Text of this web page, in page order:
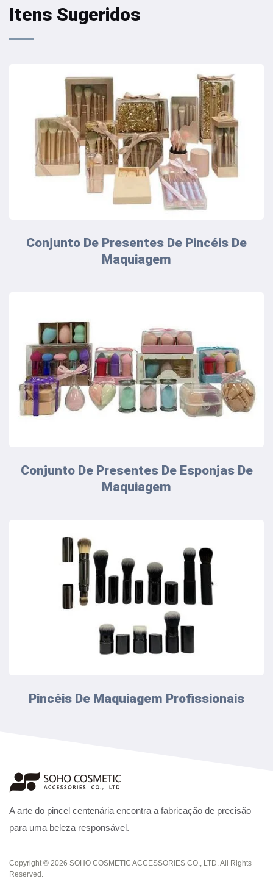
Itens Sugeridos
Conjunto De Presentes De Pincéis De
Maquiagem
Conjunto De Presentes De Esponjas De
Maquiagem
Pincéis De Maquiagem Profissionais
A arte do pincel centenária encontra a fabricação de precisão
para uma beleza responsável.
Copyright © 2026 SOHO COSMETIC ACCESSORIES CO., LTD. All Rights
Reserved.